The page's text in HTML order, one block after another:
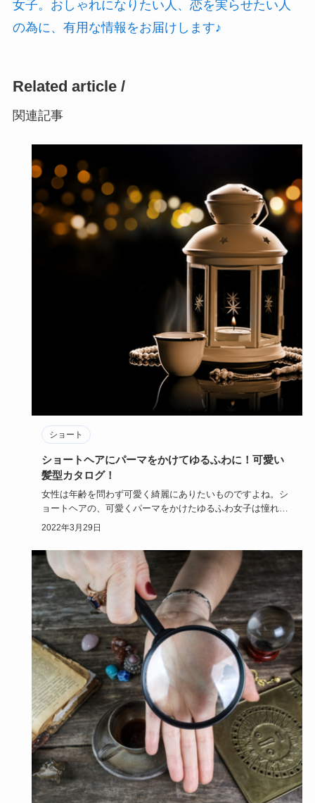
女子。おしゃれになりたい人、恋を実らせたい人
の為に、有用な情報をお届けします♪
Related article /
関連記事
ショート
ショートヘアにパーマをかけてゆるふわに！可愛い
髪型カタログ！
女性は年齢を問わず可愛く綺麗にありたいものですよね。シ
ョートヘアの、可愛くパーマをかけたゆるふわ女子は憧れで
す。スポーティ…
2022年3月29日